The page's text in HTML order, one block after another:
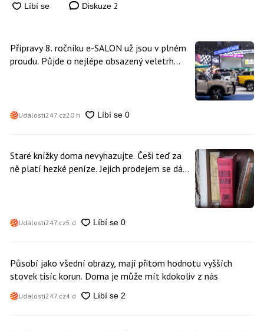
Diskuze 2
Přípravy 8. ročníku e-SALON už jsou v plném
proudu. Půjde o nejlépe obsazený veletrh
Události247.cz20 h
Staré knížky doma nevyhazujte. Češi teď za
ně platí hezké peníze. Jejich prodejem se dá
Události247.cz5 d
Působí jako všední obrazy, mají přitom hodnotu vyšších
stovek tisíc korun. Doma je může mít kdokoliv z nás
Události247.cz4 d